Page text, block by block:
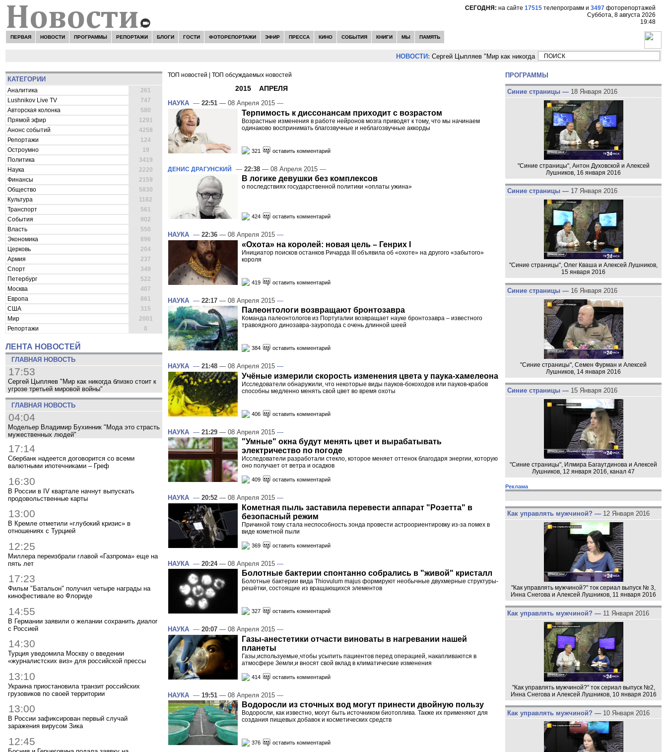
СЕГОДНЯ: на сайте 17515 телепрограмм и 3497 фоторепортажей
Суббота, 8 августа 2026
19:48
ПЕРВАЯ НОВОСТИ ПРОГРАММЫ РЕПОРТАЖИ БЛОГИ ГОСТИ ФОТОРЕПОРТАЖИ ЭФИР ПРЕССА КИНО СОБЫТИЯ КНИГИ МЫ ПАМЯТЬ
НОВОСТИ: Сергей Цыпляев "Мир как никогда близко стоит к угрозе третьей мировой войны"
КАТЕГОРИИ
Аналитика
261
Lushnikov Live TV
747
Авторская колонка
580
Прямой эфир
1291
Анонс событий
4258
Репортажи
124
Остроумно
19
Политика
3419
Наука
2220
Финансы
2159
Общество
5830
Культура
1182
Транспорт
561
События
902
Власть
550
Экономика
896
Церковь
204
Армия
237
Спорт
349
Петербург
522
Москва
407
Европа
861
США
315
Мир
2001
Репортажи
0
ЛЕНТА НОВОСТЕЙ
ГЛАВНАЯ НОВОСТЬ
17:53
Сергей Цыпляев "Мир как никогда близко стоит к
угрозе третьей мировой войны"
ГЛАВНАЯ НОВОСТЬ
04:04
Модельер Владимир Бухинник "Мода это страсть
мужественных людей"
17:14
Сбербанк надеется договорится со всеми
валютными ипотечниками – Греф
16:30
В России в IV квартале начнут выпускать
продовольственные карты
13:00
В Кремле отметили «глубокий кризис» в
отношениях с Турцией
12:25
Миллера переизбрали главой «Газпрома» еще на
пять лет
17:23
Фильм "Батальон" получил четыре награды на
кинофестивале во Флориде
14:55
В Германии заявили о желании сохранить диалог
с Россией
14:30
Турция уведомила Москву о введении
«журналистских виз» для российской прессы
13:10
Украина приостановила транзит российских
грузовиков по своей территории
13:00
В России зафиксирован первый случай
заражения вирусом Зика
12:45
ТОП новостей ТОП обсуждаемых новостей
2015 АПРЕЛЯ
НАУКА — 22:51 — 08 Апреля 2015 —
Терпимость к диссонансам приходит с возрастом
Возрастные изменения в работе нейронов мозга приводят к тому, что мы начинаем
одинаково воспринимать благозвучные и неблагозвучные аккорды
321 оставить комментарий
ДЕНИС ДРАГУНСКИЙ — 22:38 — 08 Апреля 2015 —
В логике девушки без комплексов
о последствиях государственной политики «оплаты ужина»
424 оставить комментарий
НАУКА — 22:36 — 08 Апреля 2015 —
«Охота» на королей: новая цель – Генрих I
Инициатор поисков останков Ричарда III объявила об «охоте» на другого «забытого»
короля
419 оставить комментарий
НАУКА — 22:17 — 08 Апреля 2015 —
Палеонтологи возвращают бронтозавра
Команда палеонтологов из Португалии возвращает науке бронтозавра – известного
травоядного динозавра-зауропода с очень длинной шеей
384 оставить комментарий
НАУКА — 21:48 — 08 Апреля 2015 —
Учёные измерили скорость изменения цвета у паука-хамелеона
Исследователи обнаружили, что некоторые виды пауков-бокоходов или пауков-крабов
способны медленно менять свой цвет во время охоты
406 оставить комментарий
НАУКА — 21:29 — 08 Апреля 2015 —
"Умные" окна будут менять цвет и вырабатывать
электричество по погоде
Исследователи разработали стекло, которое меняет оттенок благодаря энергии, которую
оно получает от ветра и осадков
409 оставить комментарий
НАУКА — 20:52 — 08 Апреля 2015 —
Кометная пыль заставила перевести аппарат "Розетта" в
безопасный режим
Причиной тому стала неспособность зонда провести астроориентировку из-за помех в
виде кометной пыли
369 оставить комментарий
НАУКА — 20:24— 08 Апреля 2015 —
Болотные бактерии спонтанно собрались в "живой" кристалл
Болотные бактерии вида Thiovulum majus формируют необычные двухмерные структуры-
решётки, состоящие из вращающихся элементов
327 оставить комментарий
НАУКА — 20:07 — 08 Апреля 2015 —
Газы-анестетики отчасти виноваты в нагревании нашей
планеты
Газы,используемые,чтобы усыпить пациентов перед операцией, накапливаются в
атмосфере Земли,и вносят свой вклад в климатические изменения
414 оставить комментарий
НАУКА — 19:51 — 08 Апреля 2015 —
Водоросли из сточных вод могут принести двойную пользу
Водоросли, как известно, могут быть источником биотоплива. Также их применяют для
создания пищевых добавок и косметических средств
376 оставить комментарий
ПРОГРАММЫ
Синие страницы — 18 Января 2016
"Синие страницы", Антон Духовской и Алексей
Лушников, 16 января 2016
Синие страницы — 17 Января 2016
"Синие страницы", Олег Кваша и Алексей Лушников,
15 января 2016
Синие страницы — 16 Января 2016
"Синие страницы", Семен Фурман и Алексей
Лушников, 14 января 2016
Синие страницы — 15 Января 2016
"Синие страницы", Илмира Багаутдинова и Алексей
Лушников, 12 января 2016, канал 47
Реклама
Как управлять мужчиной? — 12 Января 2016
"Как управлять мужчиной?" ток сериал выпуск № 3,
Инна Снегова и Алексей Лушников, 11 января 2016
Как управлять мужчиной? — 11 Января 2016
"Как управлять мужчиной?" ток сериал выпуск №2,
Инна Снегова и Алексей Лушников, 10 января 2016
Как управлять мужчиной? — 10 Января 2016